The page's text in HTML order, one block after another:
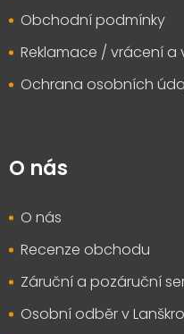
Obchodní podmínky
Reklamace / vrácení a
Ochrana osobních
O nás
O nás
Recenze obchodu
Záruční a pozáruční
Osobní odběr v